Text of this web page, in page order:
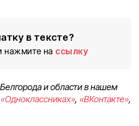
в тексте?
нажмите на ссылку
и области в нашем
«Одноклассниках», «ВКонтакте»,